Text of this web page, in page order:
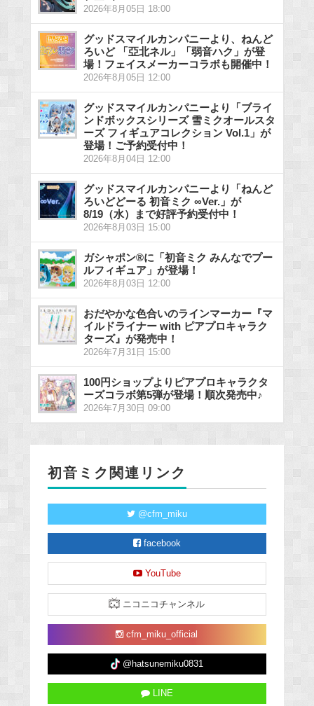
2026年8月05日 18:00
グッドスマイルカンパニーより、ねんど
ろいど 「亞北ネル」「弱音ハク」が登
場！フェイスメーカーコラボも開催中！
2026年8月05日 12:00
グッドスマイルカンパニーより「ブライ
ンドボックスシリーズ 雪ミクオールスタ
ーズ フィギュアコレクション Vol.1」が
登場！ご予約受付中！
2026年8月04日 12:00
グッドスマイルカンパニーより「ねんど
ろいどどーる 初音ミク ∞Ver.」が
8/19（水）まで好評予約受付中！
2026年8月03日 15:00
ガシャポン®に「初音ミク みんなでプー
ルフィギュア」が登場！
2026年8月03日 12:00
おだやかな色合いのラインマーカー『マ
イルドライナー with ピアプロキャラク
ターズ』が発売中！
2026年7月31日 15:00
100円ショップよりピアプロキャラクタ
ーズコラボ第5弾が登場！順次発売中♪
2026年7月30日 09:00
初音ミク関連リンク
@cfm_miku
facebook
YouTube
ニコニコチャンネル
cfm_miku_official
@hatsunemiku0831
LINE